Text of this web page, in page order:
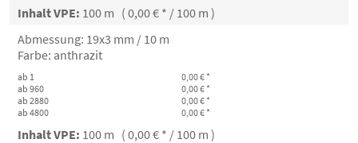
Inhalt VPE: 100 m ( 0,00 € * / 100 m )
Abmessung: 19x3 mm / 10 m
Farbe: anthrazit
ab 1
0,00 € *
ab 960
0,00 € *
ab 2880
0,00 € *
ab 4800
0,00 € *
Inhalt VPE: 100 m ( 0,00 € * / 100 m )